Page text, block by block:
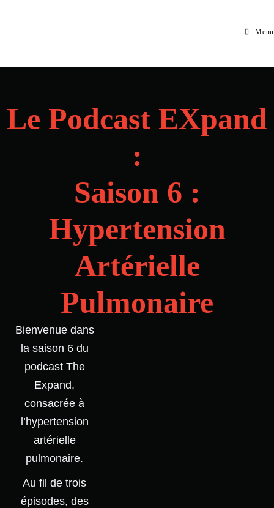
Menu
Le Podcast EXpand
:
Saison 6 :
Hypertension
Artérielle
Pulmonaire
Bienvenue dans
la saison 6 du
podcast The
Expand,
consacrée à
l’hypertension
artérielle
pulmonaire.
Au fil de trois
épisodes, des